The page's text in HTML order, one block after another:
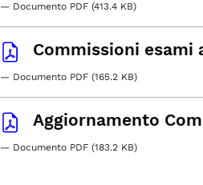
— Documento PDF (413.4 KB)
Commissioni esami
— Documento PDF (165.2 KB)
Aggiornamento
— Documento PDF (183.2 KB)